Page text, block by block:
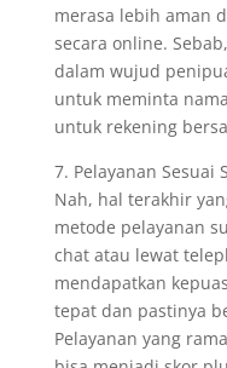
merasa lebih aman
secara online.
dalam wujud
untuk meminta
untuk rekening
7. Pelayanan Sesuai
Nah, hal terakhir
metode pelayanan
chat atau lewat
mendapatkan
tepat dan pastinya
Pelayanan yang